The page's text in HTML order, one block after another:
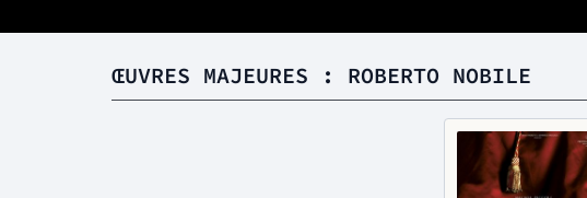
ŒUVRES MAJEURES : ROBERTO NOBILE